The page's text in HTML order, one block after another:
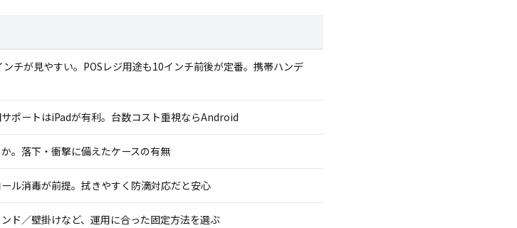
チが見やすい。POSレジ用途も10インチ前後が定番。携帯ハンデ
ポートはiPadが有利。台数コスト重視ならAndroid
。落下・衝撃に備えたケースの有無
ル消毒が前提。拭きやすく防滴対応だと安心
ド／壁掛けなど、運用に合った固定方法を選ぶ